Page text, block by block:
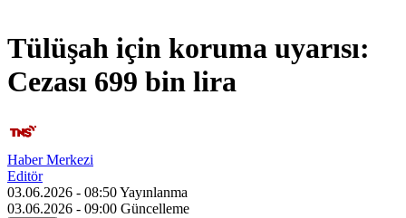
Tülüşah için koruma uyarısı:
Cezası 699 bin lira
Haber Merkezi
Editör
03.06.2026 - 08:50Yayınlanma
03.06.2026 - 09:00 Güncelleme